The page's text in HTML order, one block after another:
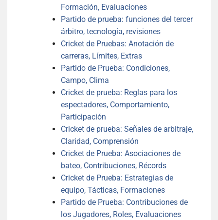
Formación, Evaluaciones
Partido de prueba: funciones del tercer
árbitro, tecnología, revisiones
Cricket de Pruebas: Anotación de
carreras, Límites, Extras
Partido de Prueba: Condiciones,
Campo, Clima
Cricket de prueba: Reglas para los
espectadores, Comportamiento,
Participación
Cricket de prueba: Señales de arbitraje,
Claridad, Comprensión
Cricket de Prueba: Asociaciones de
bateo, Contribuciones, Récords
Cricket de Prueba: Estrategias de
equipo, Tácticas, Formaciones
Partido de Prueba: Contribuciones de
los Jugadores, Roles, Evaluaciones